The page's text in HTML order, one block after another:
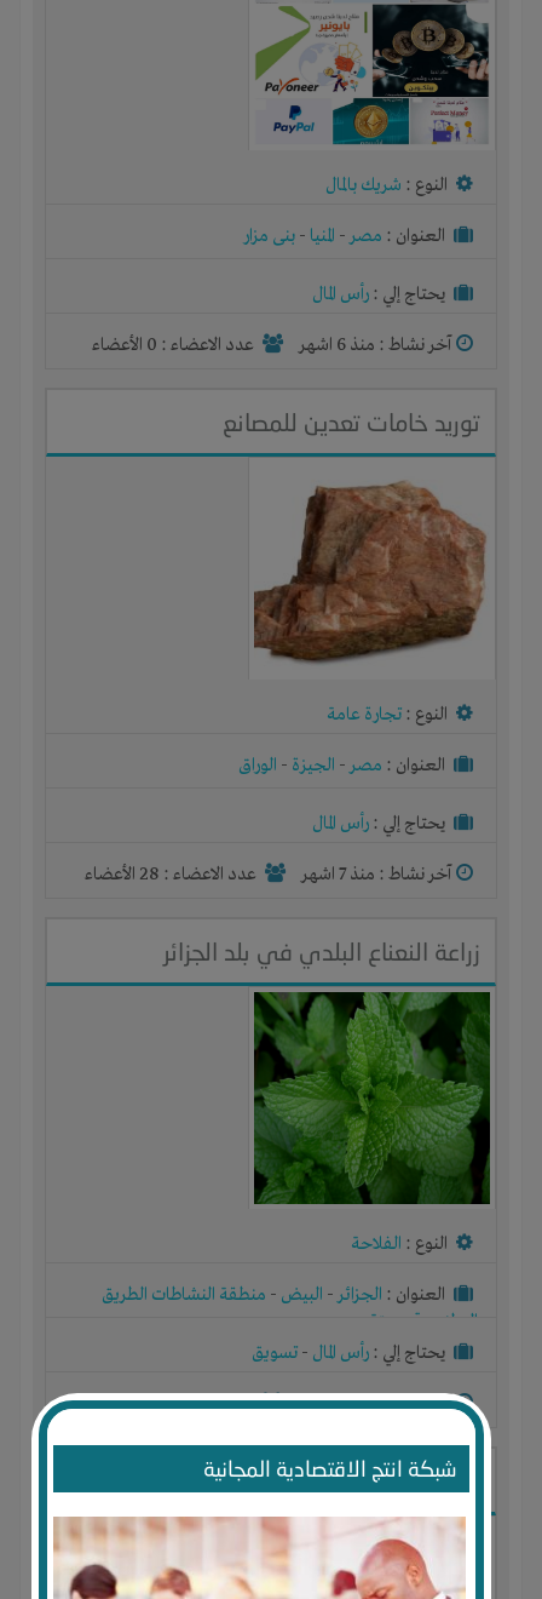
شبكة انتج الاقتصادية المجانية
النوع : شريك بالمال
العنوان : مصر- المنيا - بنى مزار
يحتاج إلي : رأس المال
آخر نشاط : منذ 6 اشهر عدد الاعضاء : 0 الأعضاء
توريد خامات تعدين للمصانع
النوع : تجارة عامة
العنوان : مصر- الجيزة - الوراق
يحتاج إلي : رأس المال
آخر نشاط : منذ 7 اشهر عدد الاعضاء : 28 الأعضاء
زراعة النعناع البلدي في بلد الجزائر
النوع : الفلاحة
العنوان : الجزائر- البيض - منطقة النشاطات الطريق
الوطني رقم ستة
يحتاج إلي : رأس المال - تسويق
آخر نشاط :منذ 8 اشهر عدد الاعضاء : 0 الأعضاء
انتاج زيت اركان ومواد تجميل طبيعية